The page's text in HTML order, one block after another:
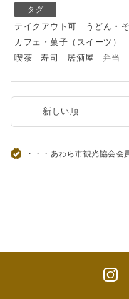
タグ
テイクアウト可 うどん・
カフェ・菓子（スイーツ）
喫茶
寿司 居酒屋 弁当
新しい順
・・・あわら市観光協会会